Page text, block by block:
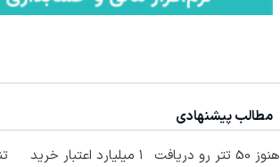
مطالب پیشنهادی
هنوز 50 تتر رو دریافت
۱ میلیارد اعتبار خرید